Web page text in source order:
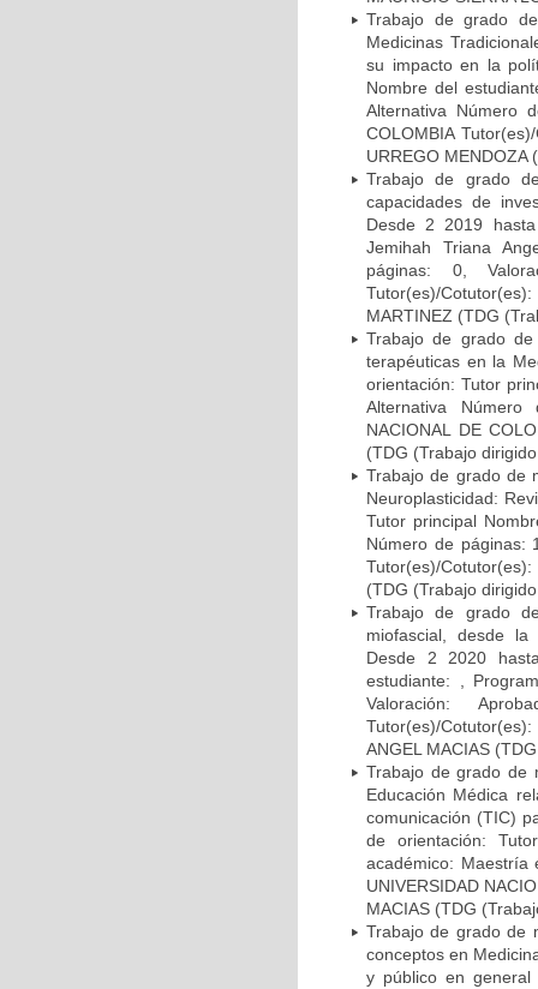
Trabajo de grado
Medicinas
su impacto en la
Nombre del
Alternativa Número
COLOMBIA
URREGO
Trabajo de grado
capacidades de
Desde 2 2019
Jemihah Triana
páginas: 0,
Tutor(es)/Cotutor(es):
MARTINEZ (TDG
Trabajo de grado
terapéuticas en la
orientación: Tutor
Alternativa Número
NACIONAL DE
(TDG (Trabajo
Trabajo de grado de
Neuroplasticidad:
Tutor principal
Número de páginas:
Tutor(es)/Cotutor(es):
(TDG (Trabajo
Trabajo de grado
miofascial, desde la
Desde 2 2020
estudiante: ,
Valoración:
Tutor(es)/
ANGEL MACIAS
Trabajo de grado de
Educación Médica
comunicación (TIC)
de orientación:
académico: Maestría
UNIVERSIDAD
MACIAS (TDG
Trabajo de grado de
conceptos en
y público en